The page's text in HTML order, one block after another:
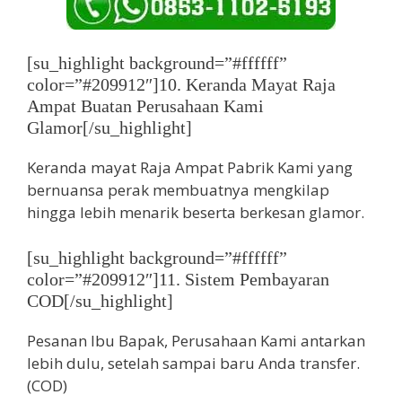
[su_highlight background=”#ffffff”
color=”#209912″]10. Keranda Mayat Raja
Ampat Buatan Perusahaan Kami
Glamor[/su_highlight]
Keranda mayat Raja Ampat Pabrik Kami yang
bernuansa perak membuatnya mengkilap
hingga lebih menarik beserta berkesan glamor.
[su_highlight background=”#ffffff”
color=”#209912″]11. Sistem Pembayaran
COD[/su_highlight]
Pesanan Ibu Bapak, Perusahaan Kami antarkan
lebih dulu, setelah sampai baru Anda transfer.
(COD)